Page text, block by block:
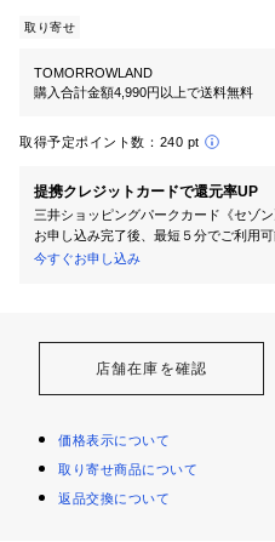
取り寄せ
TOMORROWLAND
購入合計金額4,990円以上で送料無料
取得予定ポイント数： 240 pt
提携クレジットカードで還元率UP
三井ショッピングパークカード《セゾ
お申し込み完了後、最短５分でご利用可
今すぐお申し込み
店舗在庫を確認
価格表示について
取り寄せ商品について
返品交換について